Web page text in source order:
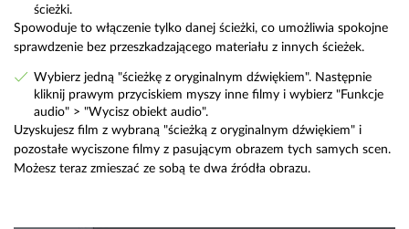
ścieżki.
Spowoduje to włączenie tylko danej ścieżki, co umożliwia spokojne
sprawdzenie bez przeszkadzającego materiału z innych ścieżek.
Wybierz jedną "ścieżkę z oryginalnym dźwiękiem". Następnie
kliknij prawym przyciskiem myszy inne filmy i wybierz "Funkcje
audio" > "Wycisz obiekt audio".
Uzyskujesz film z wybraną "ścieżką z oryginalnym dźwiękiem" i
pozostałe wyciszone filmy z pasującym obrazem tych samych scen.
Możesz teraz zmieszać ze sobą te dwa źródła obrazu.